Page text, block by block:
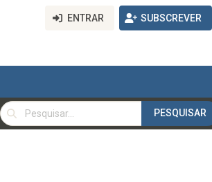
ENTRAR SUBSCREVER
PESQUISAR
PESQUISAR